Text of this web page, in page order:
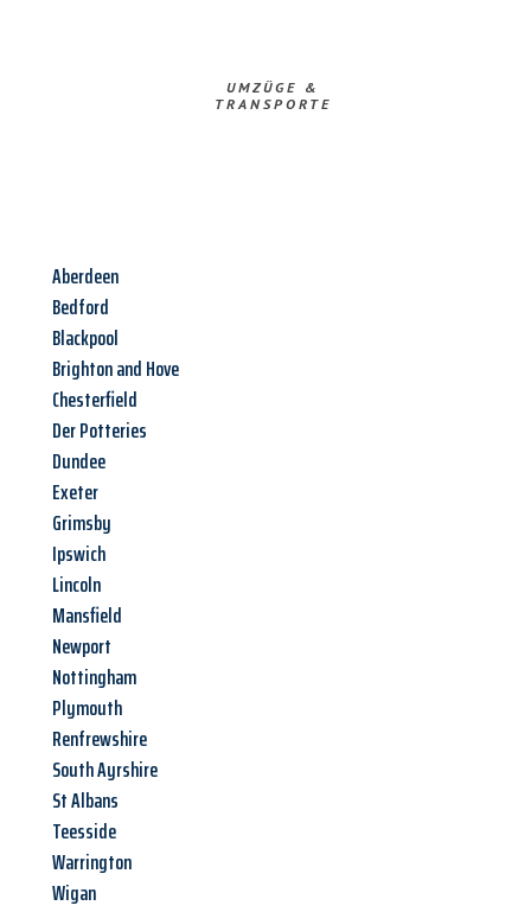
UMZÜGE &
TRANSPORTE
Aberdeen
Bedford
Blackpool
Brighton and Hove
Chesterfield
Der Potteries
Dundee
Exeter
Grimsby
Ipswich
Lincoln
Mansfield
Newport
Nottingham
Plymouth
Renfrewshire
South Ayrshire
St Albans
Teesside
Warrington
Wigan